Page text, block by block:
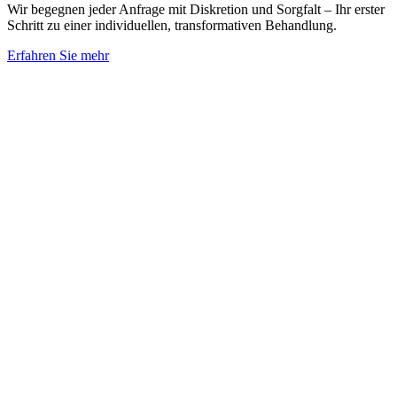
Wir begegnen jeder Anfrage mit Diskretion und Sorgfalt – Ihr erster
Schritt zu einer individuellen, transformativen Behandlung.
Erfahren Sie mehr